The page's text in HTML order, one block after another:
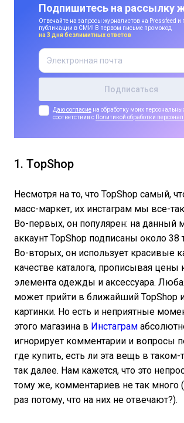
Подпишитесь на рассылку
Отвечайте на запросы журналистов на Pressfeed и
публикации в СМИ! В первом письме промокод
на 3 дня безлимитных ответов
Даю согласие на обработку моих
соответствии с Политикой обработки
1. TopShop
Несмотря на то, что TopShop самый,
масс-маркет, их инстаграм мы все-
Во-первых, он популярен: на данный
аккаунт TopShop подписаны около 38
Во-вторых, он использует красивые
качестве каталога, прописывая цены
элемента одежды и аксессуара.
может прийти в ближайший TopShop
картинки. Но есть и неприятные
этого магазина в Инстаграм
игнорирует комментарии и вопросы
где купить, есть ли эта вещь в таком-
так далее. Нам кажется, что это
тому же, комментариев не так много
раз потому, что на них не отвечают?).